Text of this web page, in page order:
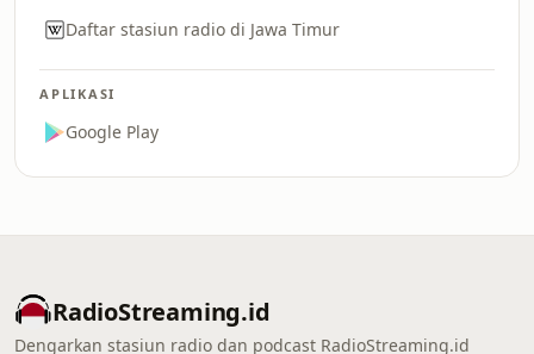
Daftar stasiun radio di Jawa Timur
APLIKASI
Google Play
RadioStreaming.id
Dengarkan stasiun radio dan podcast RadioStreaming.id